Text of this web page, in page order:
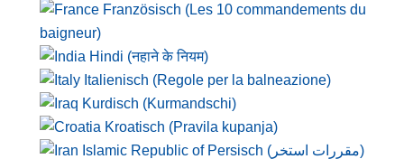
Französisch (Les 10 commandements du
baigneur)
Hindi (नहाने के नियम)
Italienisch (Regole per la balneazione)
Kurdisch (Kurmandschi)
Kroatisch (Pravila kupanja)
Persisch (مقررات استخر)